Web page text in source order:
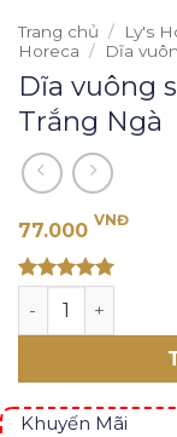
Trang chủ / Ly's
Horeca / Dĩa
Dĩa vuông
Trắng Ngà
77.000 VNĐ
out of 5
Dĩa vuông sâu
Khuyến Mãi